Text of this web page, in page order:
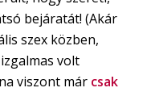
bejáratát! (Akár
szex közben,
volt
viszont már csak